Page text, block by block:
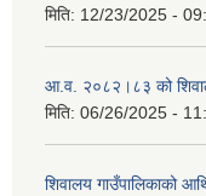
मिति: 12/23/2025 -
आ.व. २०८२।८३ को
मिति: 06/26/2025 -
शिवालय गाउँपालिकाको